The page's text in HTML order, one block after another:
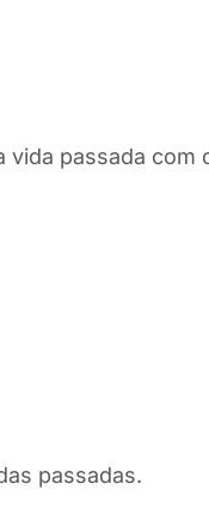
vida passada com
passadas.